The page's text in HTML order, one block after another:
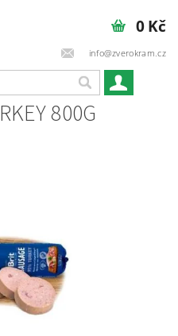
info@zverokram.cz
0 Kč
800G